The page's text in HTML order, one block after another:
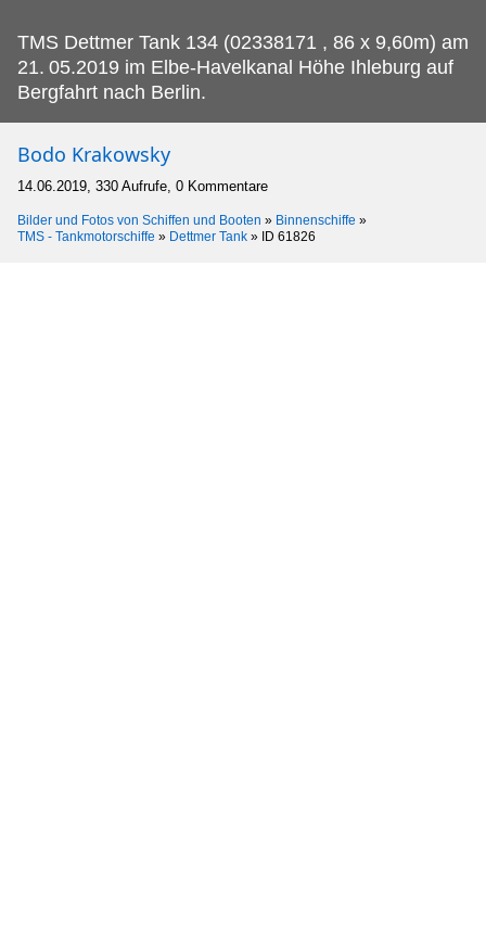
TMS Dettmer Tank 134 (02338171 , 86 x 9,60m) am
21. 05.2019 im Elbe-Havelkanal Höhe Ihleburg auf
Bergfahrt nach Berlin.
Bodo Krakowsky
14.06.2019, 330 Aufrufe, 0 Kommentare
Bilder und Fotos von Schiffen und Booten » Binnenschiffe »
TMS - Tankmotorschiffe » Dettmer Tank » ID 61826